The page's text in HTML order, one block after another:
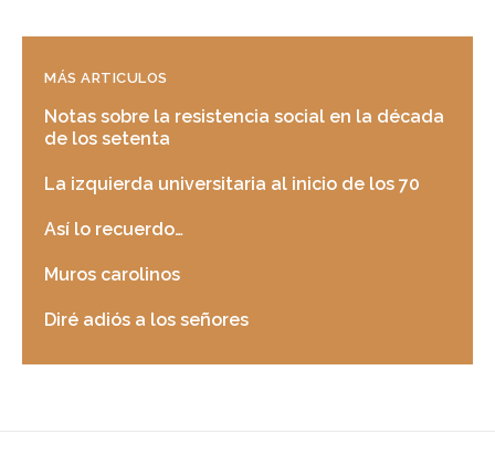
MÁS ARTICULOS
Notas sobre la resistencia social en la década
de los setenta
La izquierda universitaria al inicio de los 70
Así lo recuerdo…
Muros carolinos
Diré adiós a los señores